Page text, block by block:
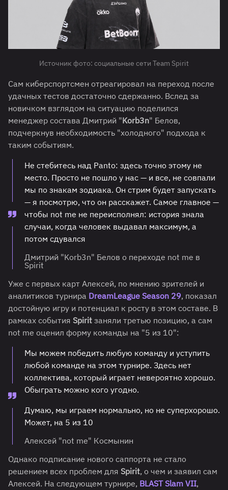
Источник фото: социальные сети Team Spirit
Сам киберспортсмен отреагировал на переход после
удачных тестов достаточно сдержанно. Вслед за
новичком взглядом на ситуацию поделился
менеджер состава Дмитрий "Korb3n" Белов,
подчеркнув необходимость "холодного" подхода к
таким событиям.
Не стебитесь над Panto: здесь точно этому не
место. Просто не пошло у нас — и все, не совпали
мы по знакам зодиака. Он стрим будет запускать
— я посмотрю, что он расскажет. Самое главное —
чтобы not me не переисполнял: история знала
случаи, когда человек выдавал максимум, а
потом сдувался
Дмитрий "Korb3n" Белов о переходе not me в
Spirit
Уже с первых карт Алексей, по мнению зрителей и
аналитиков турнира DreamLeague Season 29, показал
достойную игру и потенциал к росту в этом составе. В
рамках события Spirit заняли третью позицию, а сам
not me оценил форму команды на "5 из 10":
Мы можем победить любую команду и уступить
любой команде на этом турнире. Здесь нет
коллектива, который играет невероятно хорошо.
Обыграть можно кого угодно.
Думаю, мы играем нормально, но не суперхорошо.
Может, на 5 из 10
Алексей "not me" Космынин
Однако подписание нового саппорта не стало
решением всех проблем для Spirit, о чем и заявил сам
Алексей. На следующем турнире, BLAST Slam VII,